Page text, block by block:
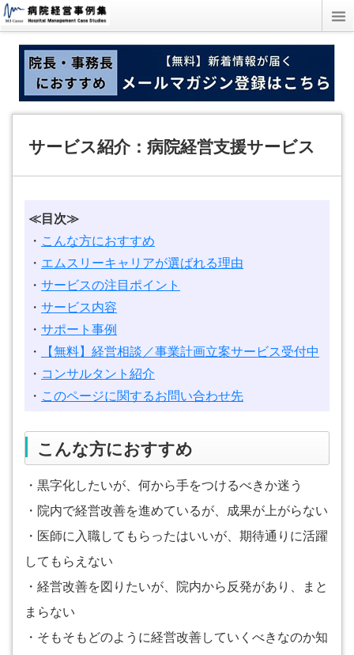
サービス紹介：病院経営支援サービス
≪目次≫
・ こんな方におすすめ
・ エムスリーキャリアが選ばれる理由
・ サービスの注目ポイント
・ サービス内容
・ サポート事例
・
【無料】経営相談／事業計画立案サービス受付中
・ コンサルタント紹介
・ このページに関するお問い合わせ先
こんな方におすすめ
・黒字化したいが、何から手をつけるべきか迷う
・院内で経営改善を進めているが、成果が上がらない
・医師に入職してもらったはいいが、期待通りに活躍
してもらえない
・経営改善を図りたいが、院内から反発があり、まと
まらない
・そもそもどのように経営改善していくべきなのか知